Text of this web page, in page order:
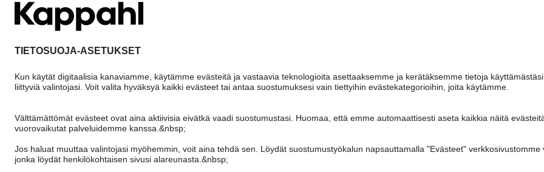
Liity jäseneksi
Peru ostoksesi
Finland Vaihda maata
Cookies